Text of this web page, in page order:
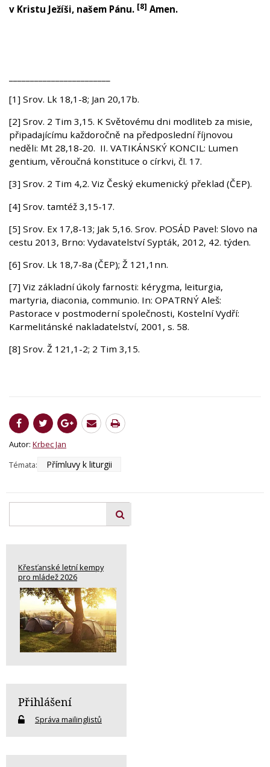
v Kristu Ježíši, našem Pánu. [8] Amen.
[1] Srov. Lk 18,1-8; Jan 20,17b.
[2] Srov. 2 Tim 3,15. K Světovému dni modliteb za misie,
připadajícímu každoročně na předposlední říjnovou
neděli: Mt 28,18-20. II. VATIKÁNSKÝ KONCIL: Lumen
gentium, věroučná konstituce o církvi, čl. 17.
[3] Srov. 2 Tim 4,2. Viz Český ekumenický překlad (ČEP).
[4] Srov. tamtéž 3,15-17.
[5] Srov. Ex 17,8-13; Jak 5,16. Srov. POSÁD Pavel: Slovo na
cestu 2013, Brno: Vydavatelství Sypták, 2012, 42. týden.
[6] Srov. Lk 18,7-8a (ČEP); Ž 121,1nn.
[7] Viz základní úkoly farnosti: kérygma, leiturgia,
martyria, diaconia, communio. In: OPATRNÝ Aleš:
Pastorace v postmoderní společnosti, Kostelní Vydří:
Karmelitánské nakladatelství, 2001, s. 58.
[8] Srov. Ž 121,1-2; 2 Tim 3,15.
Autor: Krbec Jan
Témata:
Přímluvy k liturgii
Křesťanské letní kempy
pro mládež 2026
Přihlášení
Správa mailinglistů